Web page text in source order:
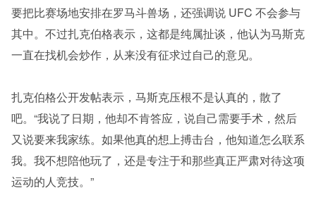
要把比赛场地安排在罗马斗兽场，还强调说 UFC 不会参与
其中。不过扎克伯格表示，这都是纯属扯谈，他认为马斯克
一直在找机会炒作，从来没有征求过自己的意见。
扎克伯格公开发帖表示，马斯克压根不是认真的，散了
吧。“我说了日期，他却不肯答应，说自己需要手术，然后
又说要来我家练。如果他真的想上搏击台，他知道怎么联系
我。我不想陪他玩了，还是专注于和那些真正严肃对待这项
运动的人竞技。”